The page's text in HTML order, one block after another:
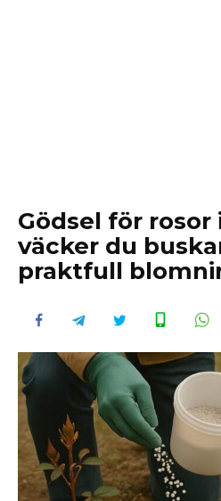
Gödsel för rosor
väcker du
praktfull